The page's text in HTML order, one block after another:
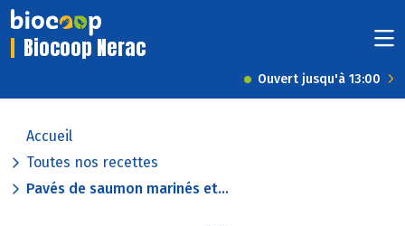
Biocoop Nerac
Ouvert jusqu'à 13:00
Accueil
Toutes nos recettes
Pavés de saumon marinés et...